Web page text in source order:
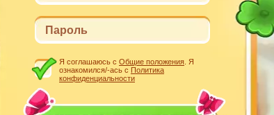
Я соглашаюсь с Общие положения . Я
ознакомился/-ась с Политика
конфиденциальности